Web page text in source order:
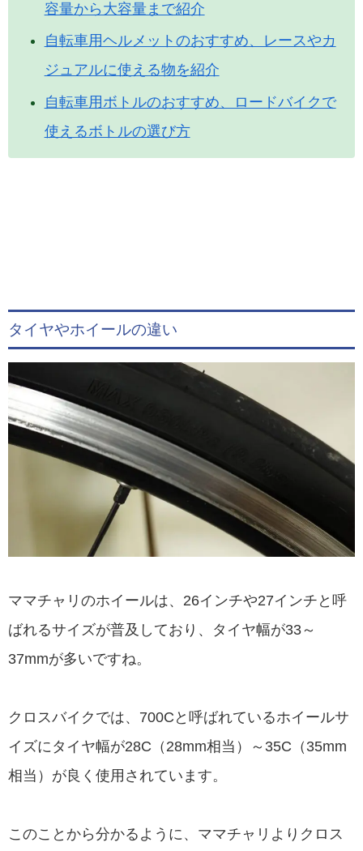
容量から大容量まで紹介
自転車用ヘルメットのおすすめ、レースやカ
ジュアルに使える物を紹介
自転車用ボトルのおすすめ、ロードバイクで
使えるボトルの選び方
タイヤやホイールの違い
ママチャリのホイールは、26インチや27インチと呼
ばれるサイズが普及しており、タイヤ幅が33～
37mmが多いですね。
クロスバイクでは、700Cと呼ばれているホイールサ
イズにタイヤ幅が28C（28mm相当）～35C（35mm
相当）が良く使用されています。
このことから分かるように、ママチャリよりクロス